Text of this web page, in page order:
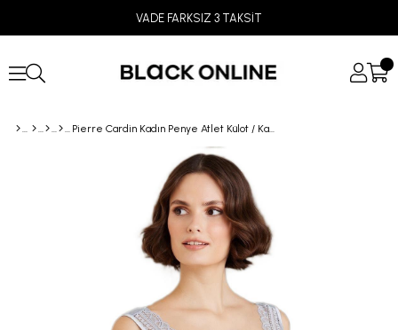
VADE FARKSIZ 3 TAKSİT
Pierre Cardin Kadın Penye Atlet Külot / Kaşkorse Set 335